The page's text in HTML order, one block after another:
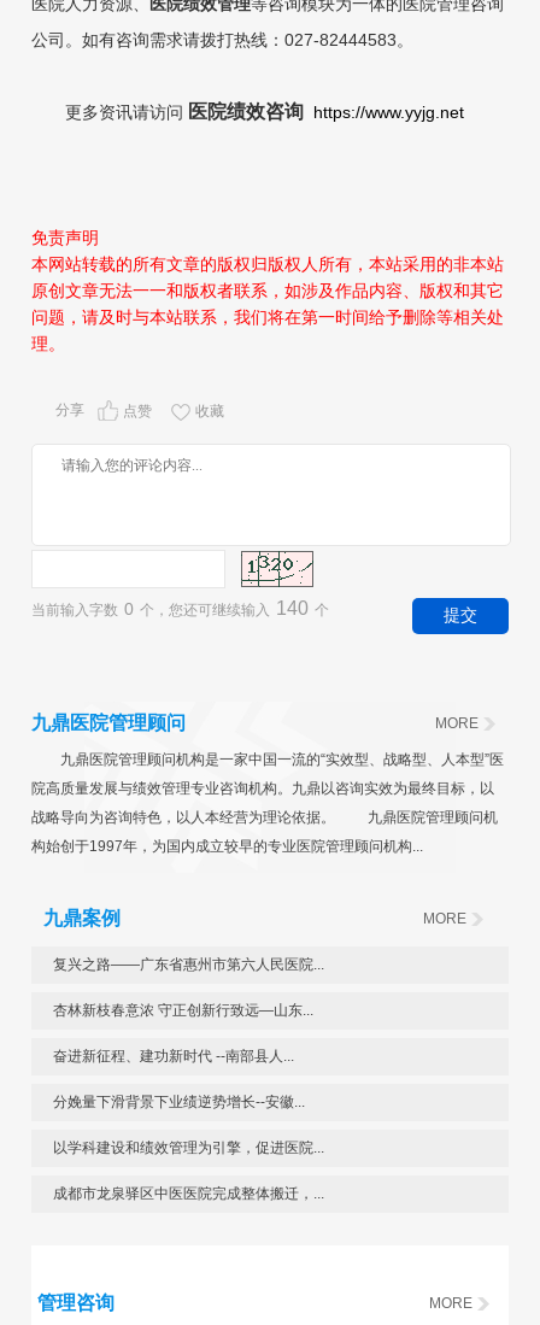
医院人力资源、 医院绩效管理等咨询模块为一体的医院管理咨询
公司。如有咨询需求请拨打热线：027-82444583。
更多资讯请访问 医院绩效咨询 https://www.yyjg.net
免责声明
本网站转载的所有文章的版权归版权人所有，本站采用的非本站
原创文章无法一一和版权者联系，如涉及作品内容、版权和其它
问题，请及时与本站联系，我们将在第一时间给予删除等相关处
理。
分享 点赞 收藏
当前输入字数 0 个，您还可继续输入 140 个
九鼎医院管理顾问 MORE
九鼎医院管理顾问机构是一家中国一流的“实效型、战略型、人本型”医
院高质量发展与绩效管理专业咨询机构。九鼎以咨询实效为最终目标，以
战略导向为咨询特色，以人本经营为理论依据。 九鼎医院管理顾问机
构始创于1997年，为国内成立较早的专业医院管理顾问机构...
九鼎案例 MORE
复兴之路——广东省惠州市第六人民医院...
杏林新枝春意浓 守正创新行致远—山东...
奋进新征程、建功新时代 --南部县人...
分娩量下滑背景下业绩逆势增长--安徽...
以学科建设和绩效管理为引擎，促进医院...
成都市龙泉驿区中医医院完成整体搬迁，...
管理咨询 MORE